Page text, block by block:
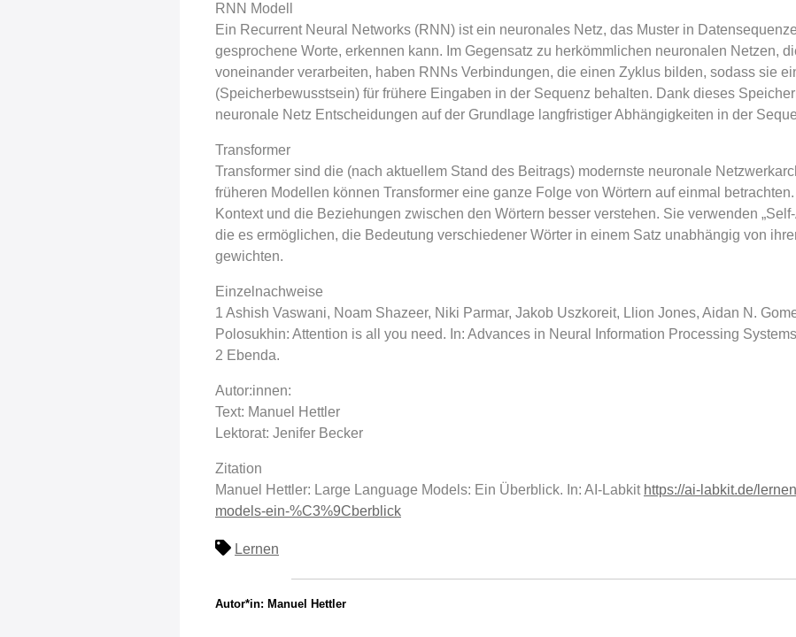
RNN Modell
Ein Recurrent Neural Networks (RNN) ist ein neuronales Netz, das Muster in
gesprochene Worte, erkennen kann. Im Gegensatz zu herkömmlichen neuronalen Netzen,
voneinander verarbeiten, haben RNNs Verbindungen, die einen Zyklus bilden, sodass sie
(Speicherbewusstsein) für frühere Eingaben in der Sequenz behalten. Dank dieses
neuronale Netz Entscheidungen auf der Grundlage langfristiger Abhängigkeiten in der
Transformer
Transformer sind die (nach aktuellem Stand des Beitrags) modernste neuronale
früheren Modellen können Transformer eine ganze Folge von Wörtern auf einmal
Kontext und die Beziehungen zwischen den Wörtern besser verstehen. Sie verwenden
die es ermöglichen, die Bedeutung verschiedener Wörter in einem Satz unabhängig von
gewichten.
Einzelnachweise
1 Ashish Vaswani, Noam Shazeer, Niki Parmar, Jakob Uszkoreit, Llion Jones, Aidan N.
Polosukhin: Attention is all you need. In: Advances in Neural Information Processing
2 Ebenda.
Autor:innen:
Text: Manuel Hettler
Lektorat: Jenifer Becker
Zitation
Manuel Hettler: Large Language Models: Ein Überblick. In: AI-Labkit https://ai-labkit.de/
models-ein-%C3%9Cberblick
Lernen
Autor*in: Manuel Hettler